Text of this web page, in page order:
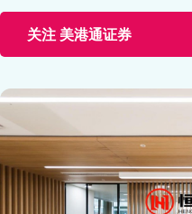
关注 美港通证券